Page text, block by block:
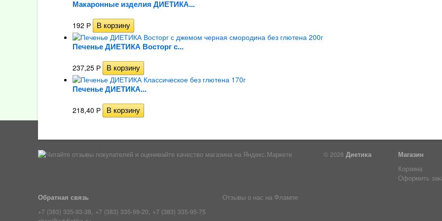
Макаронные изделия ДИЕТИКА...
192 Р
Печенье ДИЕТИКА Восторг с...
237,25 Р
Печенье ДИЕТИКА...
218,40 Р
© 2026 Диетика
Магазин
Корзина
Оформить
Обратная связь
+7 (383) 335-93-38, +7 (383) 335-99-20, +7 (383) 335-95-75
Отзывы о нас на Флампе